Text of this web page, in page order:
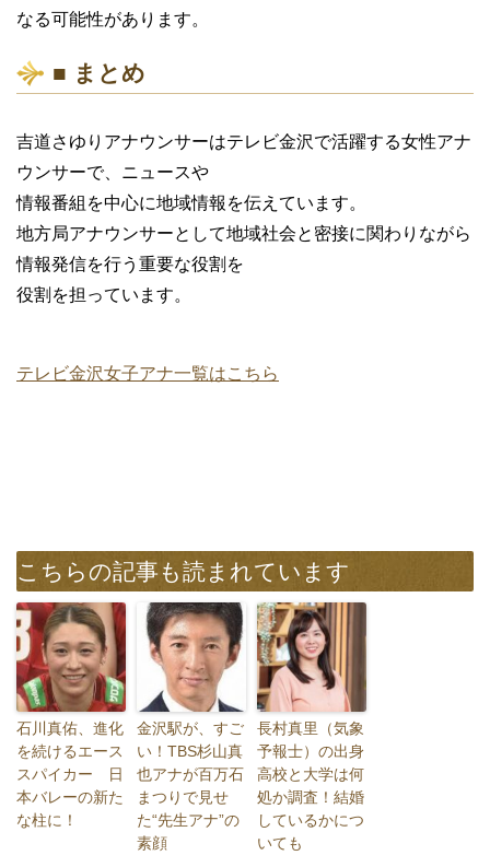
なる可能性があります。
■ まとめ
吉道さゆりアナウンサーはテレビ金沢で活躍する女性アナ
ウンサーで、ニュースや
情報番組を中心に地域情報を伝えています。
地方局アナウンサーとして地域社会と密接に関わりながら
情報発信を行う重要な役割を
役割を担っています。
テレビ金沢女子アナ一覧はこちら
こちらの記事も読まれています
石川真佑、進化
を続けるエース
スパイカー 日
本バレーの新た
な柱に！
金沢駅が、すご
い！TBS杉山真
也アナが百万石
まつりで見せ
た“先生アナ”の
素顔
長村真里（気象
予報士）の出身
高校と大学は何
処か調査！結婚
しているかにつ
いても